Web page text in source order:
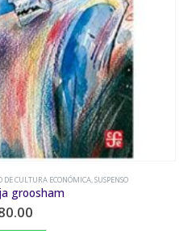
DE CULTURA ECONÓMICA,SUSPENSO
groosham